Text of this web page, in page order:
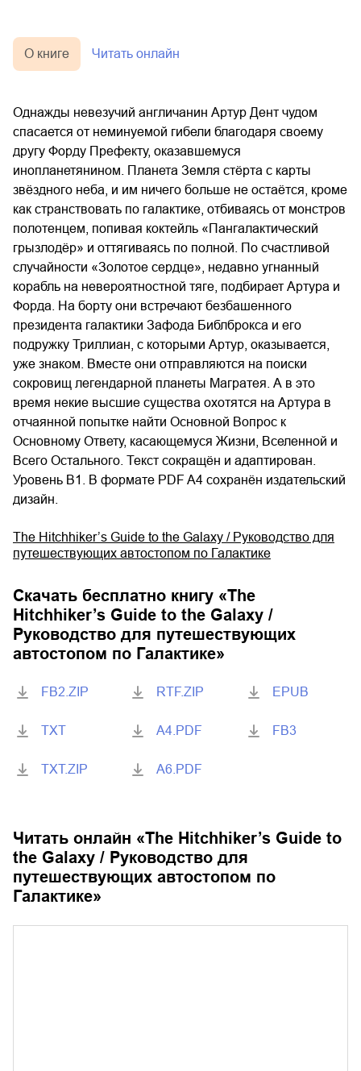
О книге Читать онлайн
Однажды невезучий англичанин Артур Дент чудом
спасается от неминуемой гибели благодаря своему
другу Форду Префекту, оказавшемуся
инопланетянином. Планета Земля стёрта с карты
звёздного неба, и им ничего больше не остаётся, кроме
как странствовать по галактике, отбиваясь от монстров
полотенцем, попивая коктейль «Пангалактический
грызлодёр» и оттягиваясь по полной. По счастливой
случайности «Золотое сердце», недавно угнанный
корабль на невероятностной тяге, подбирает Артура и
Форда. На борту они встречают безбашенного
президента галактики Зафода Библброкса и его
подружку Триллиан, с которыми Артур, оказывается,
уже знаком. Вместе они отправляются на поиски
сокровищ легендарной планеты Магратея. А в это
время некие высшие существа охотятся на Артура в
отчаянной попытке найти Основной Вопрос к
Основному Ответу, касающемуся Жизни, Вселенной и
Всего Остального. Текст сокращён и адаптирован.
Уровень B1. В формате PDF A4 сохранён издательский
дизайн.
The Hitchhiker’s Guide to the Galaxy / Руководство для
путешествующих автостопом по Галактике
Скачать бесплатно книгу «The
Hitchhiker’s Guide to the Galaxy /
Руководство для путешествующих
автостопом по Галактике»
FB2.ZIP
TXT
TXT.ZIP
RTF.ZIP
A4.PDF
A6.PDF
EPUB
FB3
Читать онлайн «The Hitchhiker’s Guide to
the Galaxy / Руководство для
путешествующих автостопом по
Галактике»